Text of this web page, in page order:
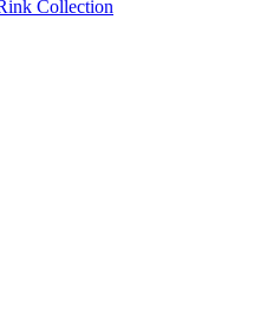
Collection